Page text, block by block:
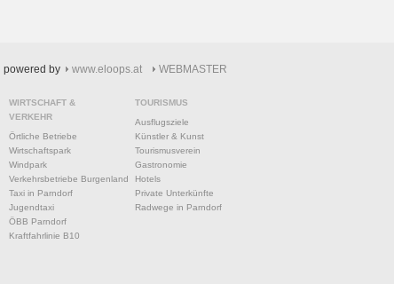
powered by www.eloops.at WEBMASTER
WIRTSCHAFT &
VERKEHR
Örtliche Betriebe
Wirtschaftspark
Windpark
Verkehrsbetriebe Burgenland
Taxi in Parndorf
Jugendtaxi
ÖBB Parndorf
Kraftfahrlinie B10
TOURISMUS
Ausflugsziele
Künstler & Kunst
Tourismusverein
Gastronomie
Hotels
Private Unterkünfte
Radwege in Parndorf